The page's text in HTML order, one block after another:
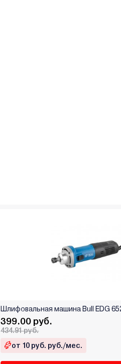
Шлифовальная машина Bull EDG
399.00 руб.
434.91 руб.
от 10 руб. руб./мес.